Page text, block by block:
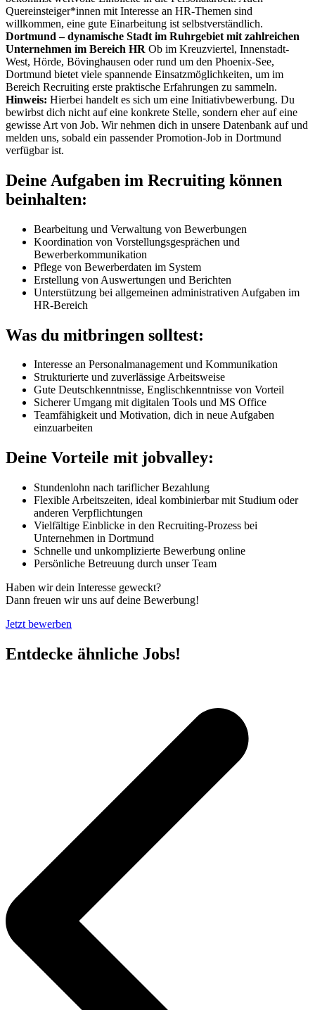
Quereinsteiger*innen mit Interesse an HR-Themen sind
willkommen, eine gute Einarbeitung ist selbstverständlich.
Dortmund – dynamische Stadt im Ruhrgebiet mit zahlreichen
Unternehmen im Bereich HR Ob im Kreuzviertel, Innenstadt-
West, Hörde, Bövinghausen oder rund um den Phoenix-See,
Dortmund bietet viele spannende Einsatzmöglichkeiten, um im
Bereich Recruiting erste praktische Erfahrungen zu sammeln.
Hinweis: Hierbei handelt es sich um eine Initiativbewerbung. Du
bewirbst dich nicht auf eine konkrete Stelle, sondern eher auf eine
gewisse Art von Job. Wir nehmen dich in unsere Datenbank auf und
melden uns, sobald ein passender Promotion-Job in Dortmund
verfügbar ist.
Deine Aufgaben im Recruiting können
beinhalten:
Bearbeitung und Verwaltung von Bewerbungen
Koordination von Vorstellungsgesprächen und
Bewerberkommunikation
Pflege von Bewerberdaten im System
Erstellung von Auswertungen und Berichten
Unterstützung bei allgemeinen administrativen Aufgaben im
HR-Bereich
Was du mitbringen solltest:
Interesse an Personalmanagement und Kommunikation
Strukturierte und zuverlässige Arbeitsweise
Gute Deutschkenntnisse, Englischkenntnisse von Vorteil
Sicherer Umgang mit digitalen Tools und MS Office
Teamfähigkeit und Motivation, dich in neue Aufgaben
einzuarbeiten
Deine Vorteile mit jobvalley:
Stundenlohn nach tariflicher Bezahlung
Flexible Arbeitszeiten, ideal kombinierbar mit Studium oder
anderen Verpflichtungen
Vielfältige Einblicke in den Recruiting-Prozess bei
Unternehmen in Dortmund
Schnelle und unkomplizierte Bewerbung online
Persönliche Betreuung durch unser Team
Haben wir dein Interesse geweckt?
Dann freuen wir uns auf deine Bewerbung!
Jetzt bewerben
Entdecke ähnliche Jobs!